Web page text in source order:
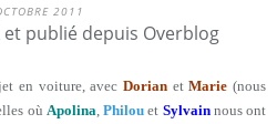
2011
et publié depuis Overblog
en voiture, avec DorianetMarie (nous
où Apolina Philou et Sylvainnous ont